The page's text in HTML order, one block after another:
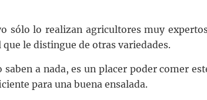
sólo lo realizan agricultores muy
que le distingue de otras variedades.
a nada, es un placer poder comer
para una buena ensalada.